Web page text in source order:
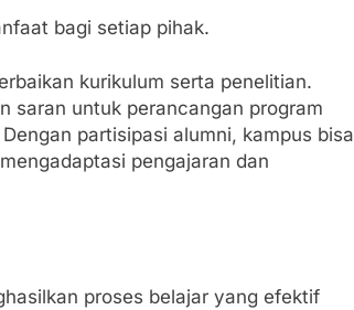
bagi setiap pihak.
kurikulum serta penelitian.
saran untuk perancangan program
partisipasi alumni, kampus bisa
pengajaran dan
proses belajar yang efektif